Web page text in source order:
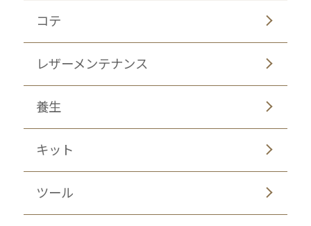
コテ
レザーメンテナンス
養生
キット
ツール